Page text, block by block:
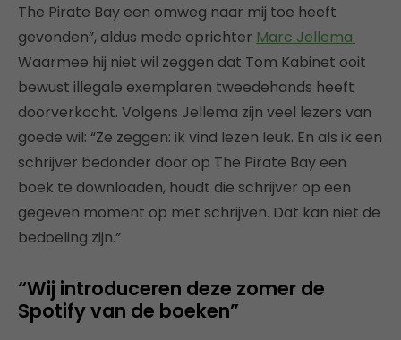
The Pirate Bay een omweg naar mij toe heeft
gevonden”, aldus mede oprichter Marc Jellema.
Waarmee hij niet wil zeggen dat Tom Kabinet ooit
bewust illegale exemplaren tweedehands heeft
doorverkocht. Volgens Jellema zijn veel lezers van
goede wil: “Ze zeggen: ik vind lezen leuk. En als ik een
schrijver bedonder door op The Pirate Bay een
boek te downloaden, houdt die schrijver op een
gegeven moment op met schrijven. Dat kan niet de
bedoeling zijn.”
“Wij introduceren deze zomer de
Spotify van de boeken”